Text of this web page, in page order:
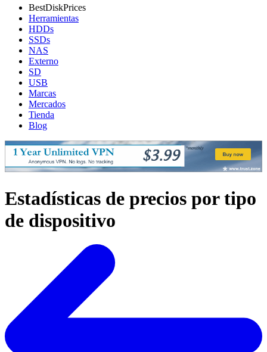
BestDiskPrices
Herramientas
HDDs
SSDs
NAS
Externo
SD
USB
Marcas
Mercados
Tienda
Blog
Estadísticas de precios por tipo
de dispositivo